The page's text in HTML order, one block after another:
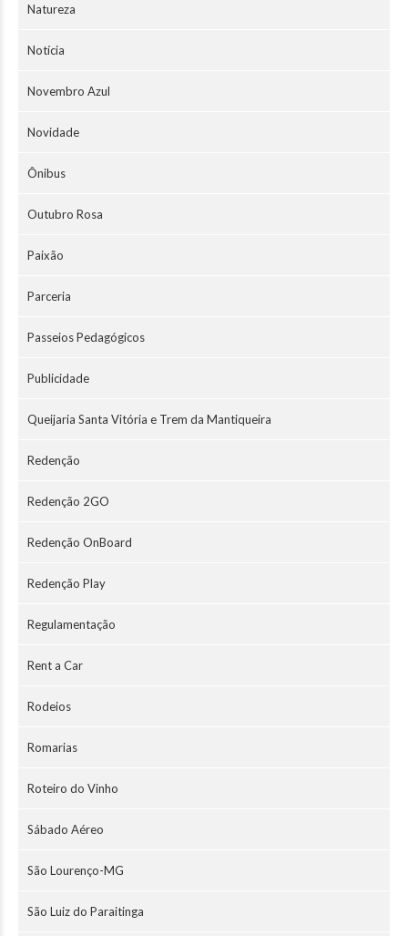
Natureza
Notícia
Novembro Azul
Novidade
Ônibus
Outubro Rosa
Paixão
Parceria
Passeios Pedagógicos
Publicidade
Queijaria Santa Vitória e Trem da Mantiqueira
Redenção
Redenção 2GO
Redenção OnBoard
Redenção Play
Regulamentação
Rent a Car
Rodeios
Romarias
Roteiro do Vinho
Sábado Aéreo
São Lourenço-MG
São Luiz do Paraitinga